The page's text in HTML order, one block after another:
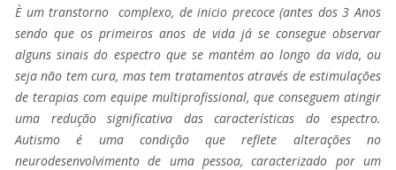
È um transtorno complexo, de inicio precoce (antes dos 3 Anos
sendo que os primeiros anos de vida já se consegue observar
alguns sinais do espectro que se mantém ao longo da vida, ou
seja não tem cura, mas tem tratamentos através de estimulações
de terapias com equipe multiprofissional, que conseguem atingir
uma redução significativa das características do espectro.
Autismo é uma condição que reflete alterações no
neurodesenvolvimento de uma pessoa, caracterizado por um